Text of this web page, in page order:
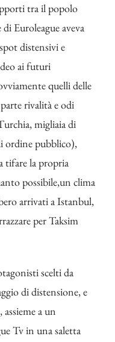
tra il popolo
Euroleague aveva
distensivi e
ai futuri
quelli delle
rivalità e odi
migliaia di
ordine pubblico),
tifare la propria
possibile,un clima
arrivati a Istanbul,
per Taksim
scelti da
di distensione, e
a un
Tv in una saletta